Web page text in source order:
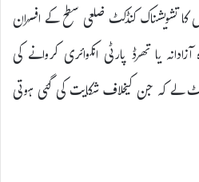
کا تشویشناک کنڈکٹ ضلعی سطح کے افسران
یا تھرڈ پارٹی انکوائری کروانے کی
لے کہ جن کیخلاف شکایت کی گئی ہوتی